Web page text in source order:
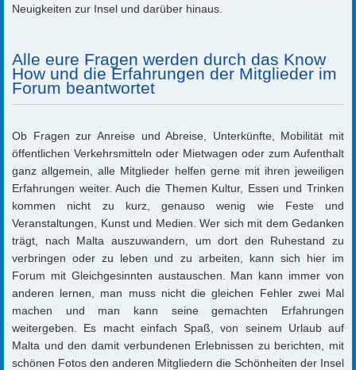
Neuigkeiten zur Insel und darüber hinaus.
Alle eure Fragen werden durch das Know
How und die Erfahrungen der Mitglieder im
Forum beantwortet
Ob Fragen zur Anreise und Abreise, Unterkünfte, Mobilität mit
öffentlichen Verkehrsmitteln oder Mietwagen oder zum Aufenthalt
ganz allgemein, alle Mitglieder helfen gerne mit ihren jeweiligen
Erfahrungen weiter. Auch die Themen Kultur, Essen und Trinken
kommen nicht zu kurz, genauso wenig wie Feste und
Veranstaltungen, Kunst und Medien. Wer sich mit dem Gedanken
trägt, nach Malta auszuwandern, um dort den Ruhestand zu
verbringen oder zu leben und zu arbeiten, kann sich hier im
Forum mit Gleichgesinnten austauschen. Man kann immer von
anderen lernen, man muss nicht die gleichen Fehler zwei Mal
machen und man kann seine gemachten Erfahrungen
weitergeben. Es macht einfach Spaß, von seinem Urlaub auf
Malta und den damit verbundenen Erlebnissen zu berichten, mit
schönen Fotos den anderen Mitgliedern die Schönheiten der Insel